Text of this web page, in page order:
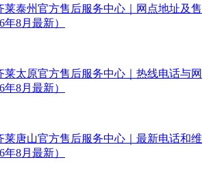
莱泰州官方售后服务中心｜网点地址及售
年8月最新）
莱太原官方售后服务中心｜热线电话与网
年8月最新）
莱唐山官方售后服务中心｜最新电话和维
8月最新）